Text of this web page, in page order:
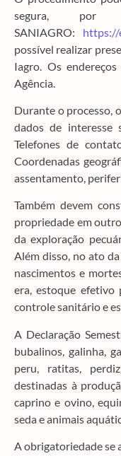
segura,
SANIAGRO: https://
possível realizar
Iagro. Os
Agência.
Durante o processo,
dados de interesse
Telefones de
Coordenadas
assentamento,
Também devem
propriedade em
da exploração
Além disso, no ato
nascimentos e
era, estoque efetivo
controle sanitário e
A Declaração
bubalinos, galinha,
peru, ratitas,
destinadas à
caprino e ovino,
seda e animais
A obrigatoriedade se